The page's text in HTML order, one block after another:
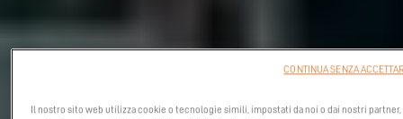
Il nostro sito web utilizza cookie o tecnologie simili, impostati da noi o dai nostri partner,
CONTINUA SENZA